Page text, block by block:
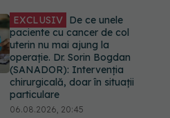
EXCLUSIV De ce unele
paciente cu cancer de col
uterin nu mai ajung la
operație. Dr. Sorin Bogdan
(SANADOR): Intervenția
chirurgicală, doar în situații
particulare
06.08.2026, 20:45